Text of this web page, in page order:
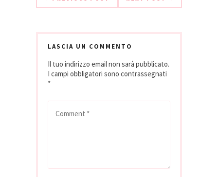
LASCIA UN COMMENTO
Il tuo indirizzo email non sarà pubblicato.
I campi obbligatori sono contrassegnati
*